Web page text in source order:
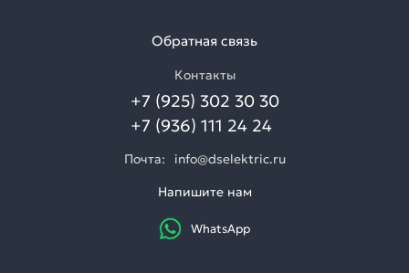
Обратная связь
Контакты
+7 (925) 302 30 30
+7 (936) 111 24 24
Почта:
info@dselektric.ru
Напишите нам
WhatsApp